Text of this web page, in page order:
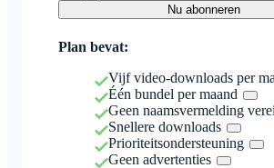
Nu abonneren
Plan bevat:
Vijf video-downloads per
Één bundel per maand
Geen naamsvermelding
Snellere downloads
Prioriteitsondersteuning
Geen advertenties